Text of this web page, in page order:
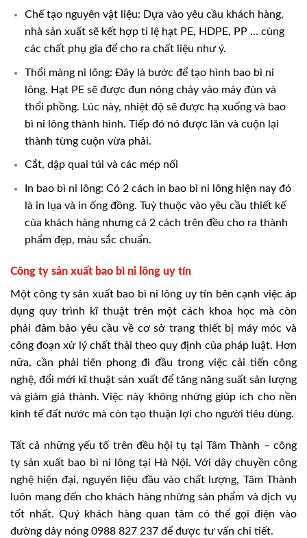
Chế tạo nguyên vật liệu: Dựa vào yêu cầu khách hàng,
nhà sản xuất sẽ kết hợp tỉ lệ hạt PE, HDPE, PP … cùng
các chất phụ gia để cho ra chất liệu như ý.
Thổi màng ni lông: Đây là bước để tạo hình bao bì ni
lông. Hạt PE sẽ được đun nóng chảy vào máy đùn và
thổi phồng. Lúc này, nhiệt độ sẽ được hạ xuống và bao
bì ni lông thành hình. Tiếp đó nó được lăn và cuộn lại
thành từng cuộn vừa phải.
Cắt, dập quai túi và các mép nối
In bao bì ni lông: Có 2 cách in bao bì ni lông hiện nay đó
là in lụa và in ống đồng. Tuỳ thuộc vào yêu cầu thiết kế
của khách hàng nhưng cả 2 cách trên đều cho ra thành
phẩm đẹp, màu sắc chuẩn.
Công ty sản xuất bao bì ni lông uy tín
Một công ty sản xuất bao bì ni lông uy tín bên cạnh việc áp
dụng quy trình kĩ thuật trên một cách khoa học mà còn
phải đảm bảo yêu cầu về cơ sở trang thiết bị máy móc và
công đoạn xử lý chất thải theo quy định của pháp luật. Hơn
nữa, cần phải tiên phong đi đầu trong việc cải tiến công
nghệ, đổi mới kĩ thuật sản xuất để tăng năng suất sản lượng
và giảm giá thành. Việc này không những giúp ích cho nền
kinh tế đất nước mà còn tạo thuận lợi cho người tiêu dùng.
Tất cả những yếu tố trên đều hội tụ tại Tâm Thành – công
ty sản xuất bao bì ni lông tại Hà Nội. Với dây chuyền công
nghệ hiện đại, nguyên liệu đầu vào chất lượng, Tâm Thành
luôn mang đến cho khách hàng những sản phẩm và dịch vụ
tốt nhất. Quý khách hàng quan tâm có thể gọi điện vào
đường dây nóng 0988 827 237 để được tư vấn chi tiết.